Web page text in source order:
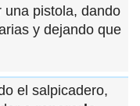
una pistola, dando
y dejando que
el salpicadero,